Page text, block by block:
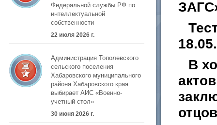
Федеральной службы РФ по
интеллектуальной
собственности
22 июля 2026 г.
Администрация Тополевского
сельского поселения
Хабаровского муниципального
района Хабаровского края
выбирает АИС «Военно-
учетный стол»
30 июня 2026 г.
В